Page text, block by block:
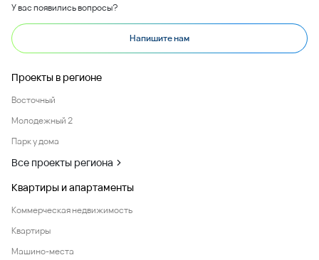
У вас появились вопросы?
Напишите нам
Проекты в регионе
Восточный
Молодежный 2
Парк у дома
Все проекты региона
Квартиры и апартаменты
Коммерческая недвижимость
Квартиры
Машино-места